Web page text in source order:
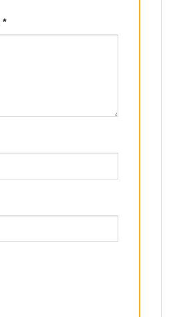
*